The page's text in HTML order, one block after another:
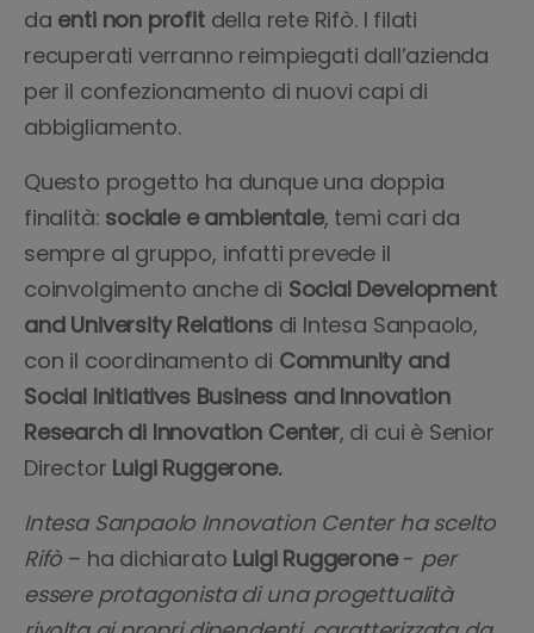
da enti non profitdella rete Rifò. I filati
recuperati verranno reimpiegati dall’azienda
per il confezionamento di nuovi capi di
abbigliamento.
Questo progetto ha dunque una doppia
finalità: sociale e ambientale, temi cari da
sempre al gruppo, infatti prevede il
coinvolgimento anche di Social Development
and University Relationsdi Intesa Sanpaolo,
con il coordinamento di Community and
Social Initiatives Business and Innovation
Research di Innovation Center, di cui è Senior
Director Luigi Ruggerone.
Intesa Sanpaolo Innovation Center ha scelto
Rifò – ha dichiarato Luigi Ruggerone- per
essere protagonista di una progettualità